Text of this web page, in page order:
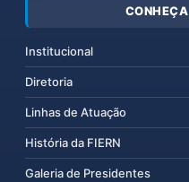
CONHEÇA
Institucional
Diretoria
Linhas de Atuação
História da FIERN
Galeria de Presidentes